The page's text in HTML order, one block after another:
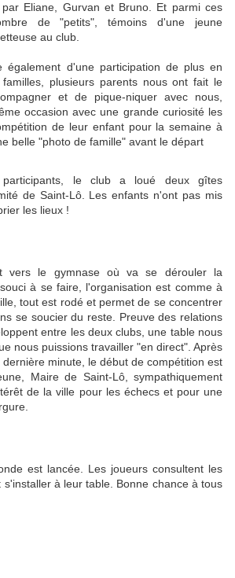
Eliane, Gurvan et Bruno. Et parmi ces
de "petits", témoins d'une jeune
au club.
également d'une participation de plus en
plusieurs parents nous ont fait le
et de pique-niquer avec nous,
occasion avec une grande curiosité les
de leur enfant pour la semaine à
belle "photo de famille" avant le départ
le club a loué deux gîtes
de Saint-Lô. Les enfants n'ont pas mis
les lieux !
vers le gymnase où va se dérouler la
à se faire, l'organisation est comme à
tout est rodé et permet de se concentrer
se soucier du reste. Preuve des relations
entre les deux clubs, une table nous
nous puissions travailler "en direct". Après
minute, le début de compétition est
Maire de Saint-Lô, sympathiquement
de la ville pour les échecs et pour une
est lancée. Les joueurs consultent les
à leur table. Bonne chance à tous